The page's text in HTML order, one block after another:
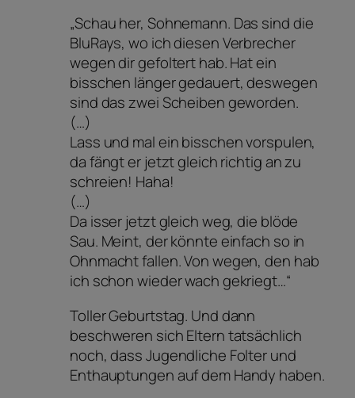
„Schau her, Sohnemann. Das sind die
BluRays, wo ich diesen Verbrecher
wegen dir gefoltert hab. Hat ein
bisschen länger gedauert, deswegen
sind das zwei Scheiben geworden.
(…)
Lass und mal ein bisschen vorspulen,
da fängt er jetzt gleich richtig an zu
schreien! Haha!
(…)
Da isser jetzt gleich weg, die blöde
Sau. Meint, der könnte einfach so in
Ohnmacht fallen. Von wegen, den hab
ich schon wieder wach gekriegt…“
Toller Geburtstag. Und dann
beschweren sich Eltern tatsächlich
noch, dass Jugendliche Folter und
Enthauptungen auf dem Handy haben.